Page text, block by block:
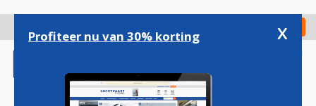
gaan
Check in
Profiteer nu van 30% korting x